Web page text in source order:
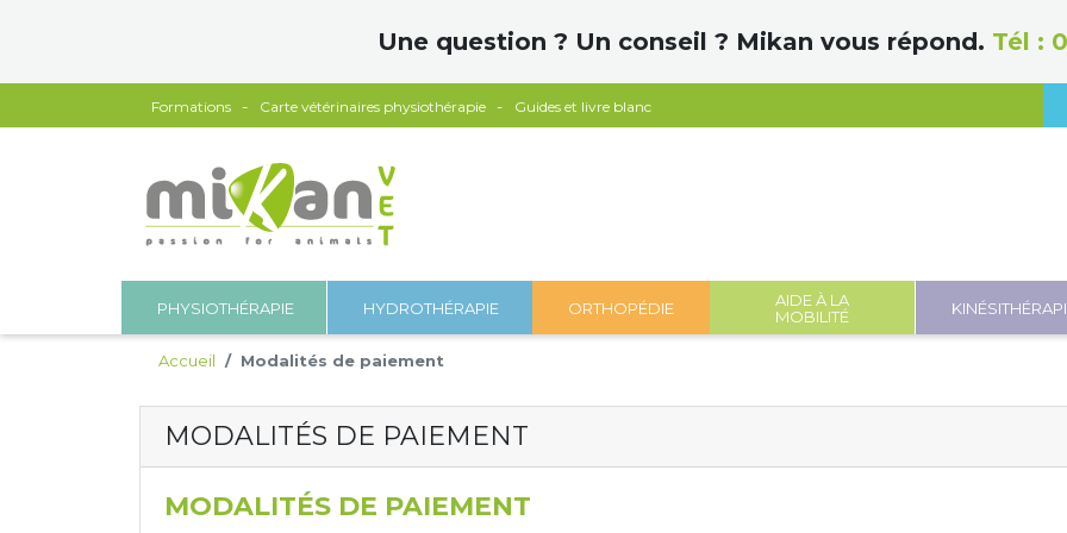
Une question ? Un conseil ? Mikan vous répond. Tél :
Formations Carte vétérinaires physiothérapie Guides et livre blanc
PHYSIOTHÉRAPIE HYDROTHÉRAPIE ORTHOPÉDIE
AIDE À LA
MOBILITÉ
Accueil Modalités de paiement
MODALITÉS DE PAIEMENT
MODALITÉS DE PAIEMENT